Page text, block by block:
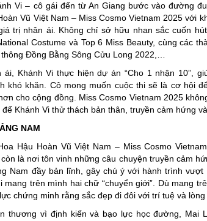
Vi – cô gái đến từ An Giang bước vào đường
Vũ Việt Nam – Miss Cosmo Vietnam 2025 với
trị nhân ái. Không chỉ sở hữu nhan sắc cuốn
Costume và Top 6 Miss Beauty, cùng các
Đồng Bằng Sông Cửu Long 2022,…
ái, Khánh Vi thực hiện dự án “Cho 1 nhận 10”,
khó khăn. Cô mong muốn cuộc thi sẽ là cơ hội
cho cộng đồng. Miss Cosmo Vietnam 2025
Khánh Vi thử thách bản thân, truyền cảm hứng
NAM
Hậu Hoàn Vũ Việt Nam – Miss Cosmo
là nơi tôn vinh những câu chuyện truyền cảm
Nam đầy bản lĩnh, gây chú ý với hành trình vượt
mang trên mình hai chữ “chuyển giới”. Dù mang
chứng minh rằng sắc đẹp đi đôi với trí tuệ và
thương vì định kiến và bạo lực học đường, Mai